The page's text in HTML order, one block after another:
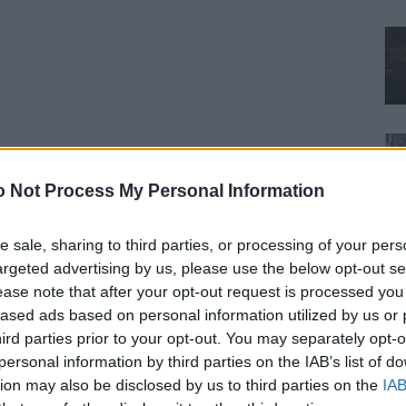
Not Process My Personal Information
sale, sharing to third parties, or processing of your
advertising by us, please use the below opt-out
note that after your opt-out request is processed
ads based on personal information utilized by us or
parties prior to your opt-out. You may separately opt-
information by third parties on the IAB’s list of
may also be disclosed by us to third parties on the